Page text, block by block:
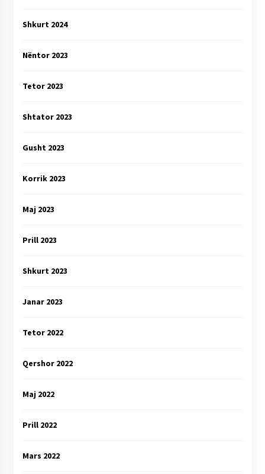
Shkurt 2024
Nëntor 2023
Tetor 2023
Shtator 2023
Gusht 2023
Korrik 2023
Maj 2023
Prill 2023
Shkurt 2023
Janar 2023
Tetor 2022
Qershor 2022
Maj 2022
Prill 2022
Mars 2022